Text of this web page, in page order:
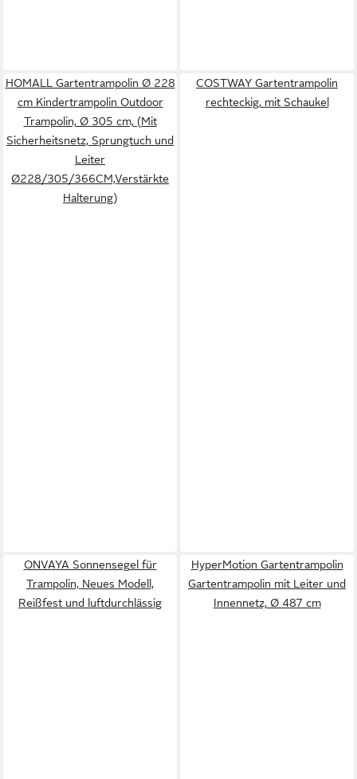
HOMALL Gartentrampolin Ø 228
cm Kindertrampolin Outdoor
Trampolin, Ø 305 cm, (Mit
Sicherheitsnetz, Sprungtuch und
Leiter
Ø228/305/366CM,Verstärkte
Halterung)
COSTWAY Gartentrampolin
rechteckig, mit Schaukel
ONVAYA Sonnensegel für
Trampolin, Neues Modell,
Reißfest und luftdurchlässig
HyperMotion Gartentrampolin
Gartentrampolin mit Leiter und
Innennetz, Ø 487 cm